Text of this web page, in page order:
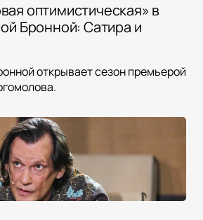
оптимистическая» в
Бронной: Сатира и
открывает сезон премьерой